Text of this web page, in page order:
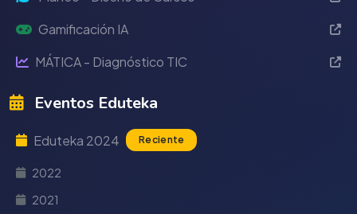
Gamificación IA
MÁTICA - Diagnóstico TIC
Eventos Eduteka
Eduteka 2024 Reciente
2022
2021